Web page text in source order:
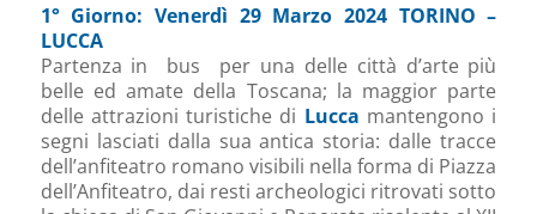
1° Giorno: Venerdì 29 Marzo 2024 TORINO –
LUCCA
Partenza in bus per una delle città d’arte più
belle ed amate della Toscana; la maggior parte
delle attrazioni turistiche di Lucca mantengono i
segni lasciati dalla sua antica storia: dalle tracce
dell’anfiteatro romano visibili nella forma di Piazza
dell’Anfiteatro, dai resti archeologici ritrovati sotto